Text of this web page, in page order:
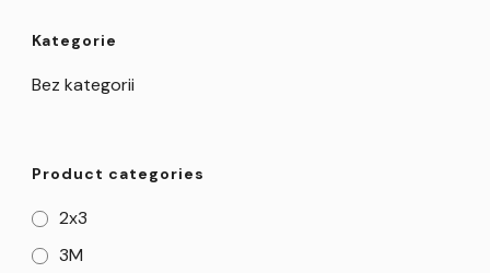
Kategorie
Bez kategorii
Product categories
2x3
3M